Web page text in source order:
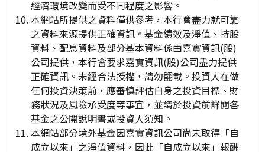
經濟環境改變而受不同程度之影響。
本網站所提供之資料僅供參考，本行會盡力就可靠
之資料來源提供正確資訊。基金績效及淨值、持股
資料、配息資料及部分基本資料係由嘉實資訊(股)
公司提供，本行會要求嘉實資訊(股)公司盡力提供
正確資訊。未經合法授權，請勿翻載。投資人在做
任何投資決策前，應審慎評估自身之投資目標、財
務狀況及風險承受度等事宜，並請於投資前詳閱各
基金之公開說明書或投資人須知。
本網站部分境外基金因嘉實資訊公司尚未取得「自
成立以來」之淨值資料，因此「自成立以來」報酬